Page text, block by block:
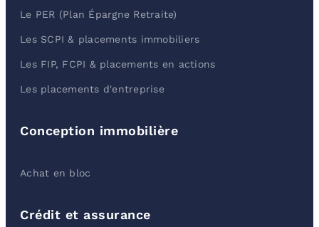
Le PER (Plan Épargne Retraite)
Les SCPI & placements immobiliers
Les FIP, FCPI & placements en actions
Les placements d'entreprise
Conception immobilière
Achat en bloc
Crédit et assurance